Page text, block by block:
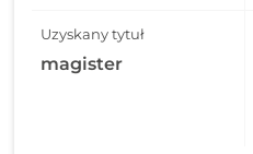
Uzyskany tytuł
magister